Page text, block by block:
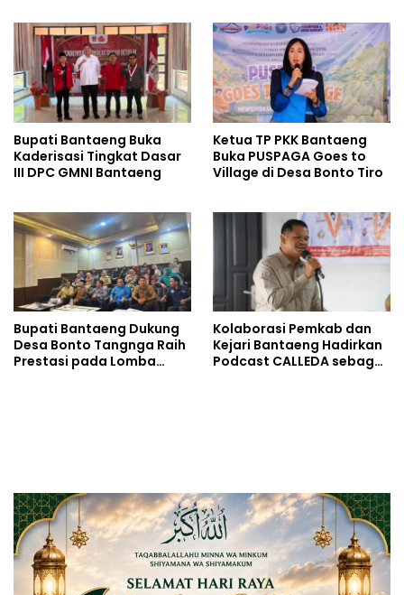
Bupati Bantaeng Buka
Kaderisasi Tingkat Dasar
III DPC GMNI Bantaeng
Ketua TP PKK Bantaeng
Buka PUSPAGA Goes to
Village di Desa Bonto Tiro
Bupati Bantaeng Dukung
Desa Bonto Tangnga Raih
Prestasi pada Lomba
Kolaborasi Pemkab dan
Kejari Bantaeng Hadirkan
Podcast CALLEDA sebagai